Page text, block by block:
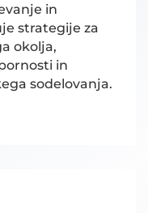
in
strategije za
okolja,
in
sodelovanja.